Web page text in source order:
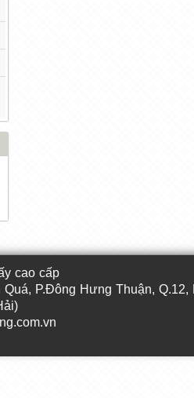
cao cấp
P.Đông Hưng Thuận, Q.12,